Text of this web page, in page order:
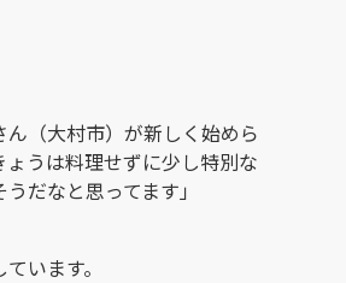
ん（大村市）が新しく始めら
うは料理せずに少し特別な
だなと思ってます」
います。